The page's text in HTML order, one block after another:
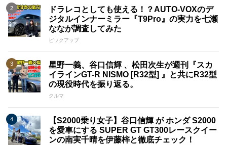
ドラレコとしても使える！？AUTO-VOXのデ
ジタルインナーミラー『T9Pro』の実力を七瀬
ななが調査してみた
ピックアップ
星野一義、谷口信輝 、松田次生が週刊『スカ
イラインGT-R NISMO [R32型] 』と共にR32型
の現役時代を振り返る。
クルマ
【S2000乗り女子】谷口信輝 が ホンダ S2000
を愛車にする SUPER GT GT300レースクイー
ンの南実千晴を伊藤梓と徹底チェック！